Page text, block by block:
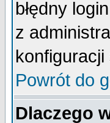
błędny
z
konfiguracji
Powrót do
Dlaczego